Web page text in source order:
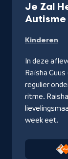
Je Zal
Autisme
Kinderen
In deze
Raïsha
regulier
ritme.
week eet.